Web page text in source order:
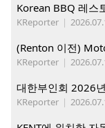
KReporter |
KReporter |
KReporter |